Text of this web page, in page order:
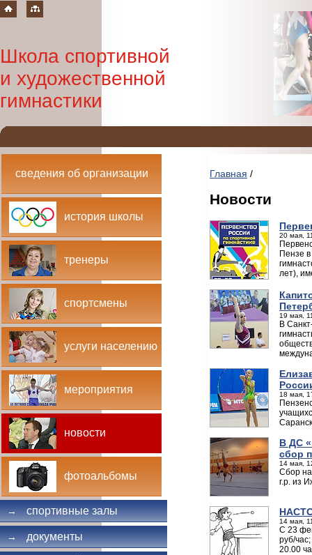
Школа спортивной
и художественной
гимнастики
сведения об организации
история школы
тренеры
спортсмены
услуги населению
мероприятия
новости
фотоальбомы
→ спортивные залы
→ документы
Главная /
Новости
20 мая,
Пензе
лет),
19 мая,
В
18 мая,
В ДС
сбор
14 мая,
Сбор
г.р. из
14 мая,
С 23
руб/
20.00